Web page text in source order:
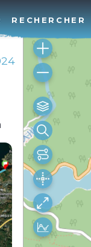
RECHERCHER